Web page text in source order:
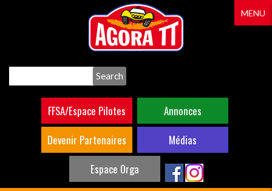
FFSA/Espace Pilotes
Annonces
Devenir Partenaires
Médias
Espace Orga
MENU